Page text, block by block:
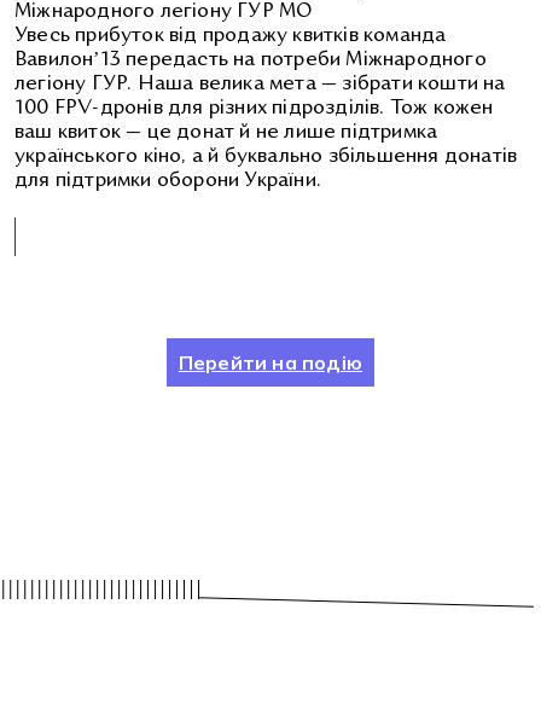
Міжнародного легіону ГУР МО
Увесь прибуток від продажу квитків команда
Вавилонʼ13 передасть на потреби Міжнародного
легіону ГУР. Наша велика мета — зібрати кошти на
100 FPV-дронів для різних підрозділів. Тож кожен
ваш квиток — це донат й не лише підтримка
українського кіно, а й буквально збільшення донатів
для підтримки оборони України.
Перейти на подію